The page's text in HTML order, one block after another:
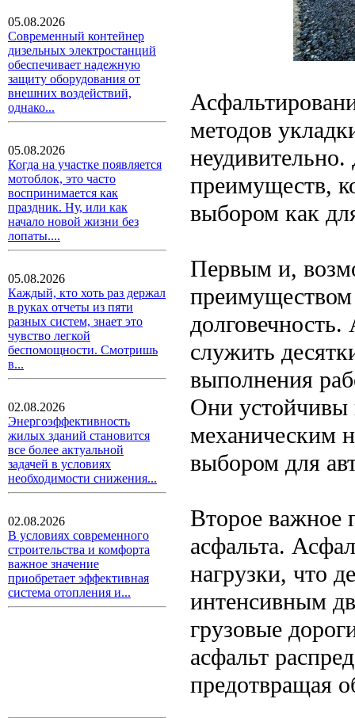
05.08.2026
Современный контейнер
дизельных электростанций
обеспечивает надежную
защиту оборудования от
внешних воздействий,
однако...
05.08.2026
Когда на участке появляется
мотоблок, это часто
воспринимается как
праздник. Ну, или как
начало новой жизни без
лопаты....
05.08.2026
Каждый, кто хоть раз держал
в руках отчеты из пяти
разных систем, знает это
чувство легкой
беспомощности. Смотришь
в...
02.08.2026
Энергоэффективность
жилых зданий становится
все более актуальной
задачей в условиях
необходимости снижения...
02.08.2026
В условиях современного
строительства и комфорта
важное значение
приобретает эффективная
система отопления и...
методов
преимуществ,
выбором как
Первым и,
преимуществом
служить
выполнения
Они устойчивы
механическим
выбором для
Второе важное
асфальта.
нагрузки, что
интенсивным
грузовые
асфальт
предотвращая